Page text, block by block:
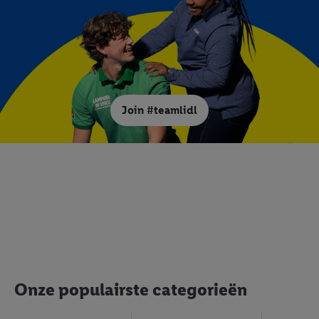
Join #teamlidl
Onze populairste categorieën
Door op "Akkoord" te klikken, stem je in met alle verwerkingen
voor alle bovengenoemde doeleinden. Meer informatie,
inclusief over de opslagperiode van de gegevens en je recht om
jouw toestemming op elk gewenst moment in te trekken, vind je
in onze
privacyverklaring .Je vindt de impressum voor de Lidl
Klik
voor meer informatie over de cookies die
wij inzetten.